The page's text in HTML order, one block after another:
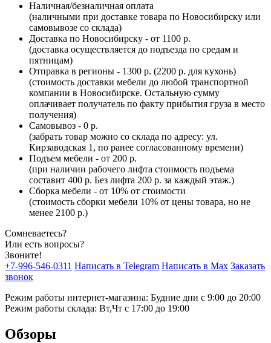
Наличная/безналичная оплата
(наличными при доставке товара по Новосибирску или
самовывозе со склада)
Доставка по Новосибирску - от 1100 р.
(доставка осуществляется до подъезда по средам и
пятницам)
Отправка в регионы - 1300 р. (2200 р. для кухонь)
(стоимость доставки мебели до любой транспортной
компании в Новосибирске. Остальную сумму
оплачивает получатель по факту прибытия груза в место
получения)
Самовывоз - 0 р.
(забрать товар можно со склада по адресу: ул.
Кирзаводская 1, по ранее согласованному времени)
Подъем мебели - от 200 р.
(при наличии рабочего лифта стоимость подъема
составит 400 р. Без лифта 200 р. за каждый этаж.)
Сборка мебели - от 10% от стоимости
(стоимость сборки мебели 10% от цены товара, но не
менее 2100 р.)
Сомневаетесь?
Или есть вопросы?
Звоните!
+7-996-546-0311 Написать в Telegram Написать в Max Заказать
звонок
Режим работы интернет-магазина: Будние дни с 9:00 до 20:00
Режим работы склада: Вт,Чт с 17:00 до 19:00
Обзоры